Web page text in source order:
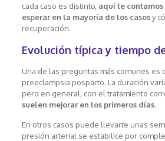
cada caso es distinto, aquí te
esperar en la mayoría de los casosy
recuperación.
Evolución típica y tiempo
Una de las preguntas más comunes es
preeclampsia posparto. La duración
pero en general, con el tratamiento
suelen mejorar en los primeros días.
En otros casos puede llevarte unas
presión arterial se estabilice por